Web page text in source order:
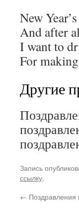
New
And after
I want to
For
Другие
Запись
ссылку.
←